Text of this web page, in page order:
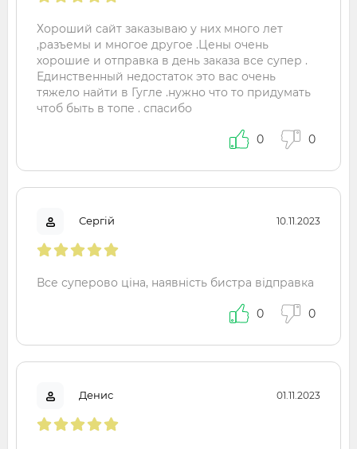
Хороший сайт заказываю у них много лет
,разъемы и многое другое .Цены очень
хорошие и отправка в день заказа все супер .
Единственный недостаток это вас очень
тяжело найти в Гугле .нужно что то придумать
чтоб быть в топе . спасибо
0 0
Сергій 10.11.2023
Все суперово ціна, наявність бистра відправка
0 0
Денис 01.11.2023